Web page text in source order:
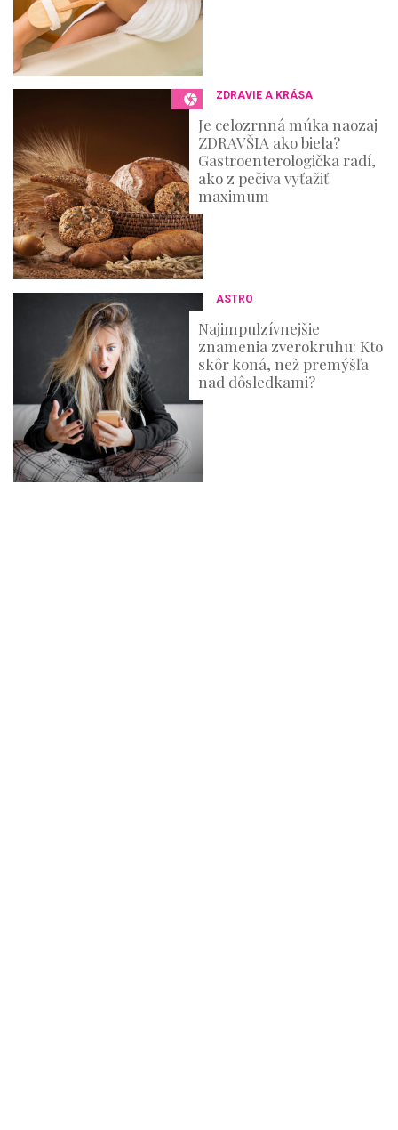
ZDRAVIE A KRÁSA
Je celozrnná múka naozaj
ZDRAVŠIA ako biela?
Gastroenterologička radí,
ako z pečiva vyťažiť
maximum
ASTRO
Najimpulzívnejšie
znamenia zverokruhu: Kto
skôr koná, než premýšľa
nad dôsledkami?